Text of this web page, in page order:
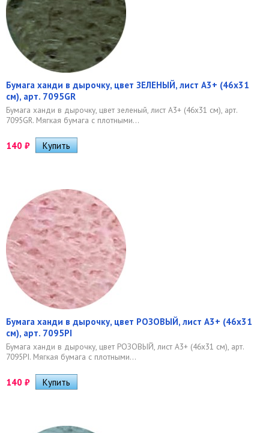
Бумага ханди в дырочку, цвет ЗЕЛЕНЫЙ, лист А3+ (46х31
см), арт. 7095GR
Бумага ханди в дырочку, цвет зеленый, лист А3+ (46х31 см), арт.
7095GR. ​Мягкая бумага с плотными...
140 ₽
Бумага ханди в дырочку, цвет РОЗОВЫЙ, лист А3+ (46х31
см), арт. 7095PI
Бумага ханди в дырочку, цвет РОЗОВЫЙ, лист А3+ (46х31 см), арт.
7095PI. ​Мягкая бумага с плотными...
140 ₽